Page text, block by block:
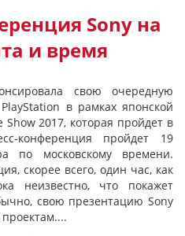
Sony на
и время
свою очередную
в рамках японской
Show 2017, которая пройдет в
конференция пройдет 19
по московскому времени.
скорее всего, один час, как
неизвестно, что покажет
свою презентацию Sony